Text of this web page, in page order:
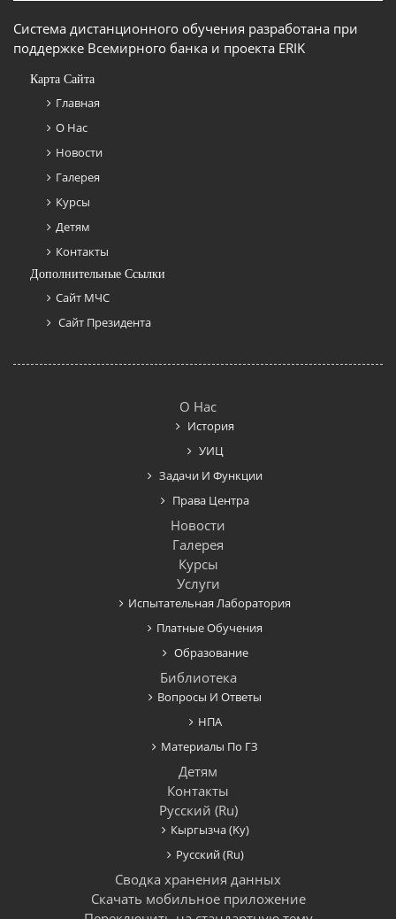
Система дистанционного обучения разработана при
поддержке Всемирного банка и проекта ERIK
Карта Сайта
Главная
О Нас
Новости
Галерея
Курсы
Детям
Контакты
Дополнительные Ссылки
Сайт МЧС
Сайт Президента
О Нас
История
УИЦ
Задачи И Функции
Права Центра
Новости
Галерея
Курсы
Услуги
Испытательная Лаборатория
Платные Обучения
Образование
Библиотека
Вопросы И Ответы
НПА
Материалы По ГЗ
Детям
Контакты
Русский ‎(ru)‎
Кыргызча ‎(ky)‎
Русский ‎(ru)‎
Сводка хранения данных
Скачать мобильное приложение